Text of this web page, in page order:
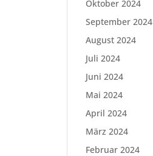
Oktober 2024
September 2024
August 2024
Juli 2024
Juni 2024
Mai 2024
April 2024
März 2024
Februar 2024